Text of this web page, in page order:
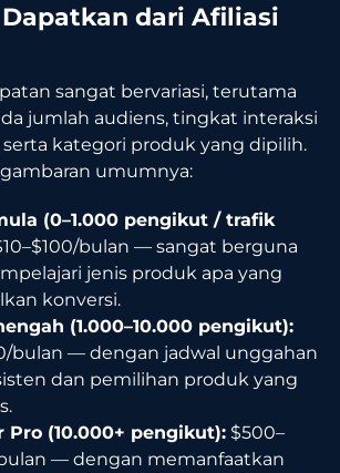
dari Afiliasi
sangat bervariasi, terutama
jumlah audiens, tingkat interaksi
kategori produk yang dipilih.
umumnya:
(0–1.000 pengikut / trafik
bulan — sangat berguna
jenis produk apa yang
konversi.
(1.000–10.000 pengikut):
bulan — dengan jadwal unggahan
dan pemilihan produk yang
Pro (10.000+ pengikut): $500–
— dengan memanfaatkan